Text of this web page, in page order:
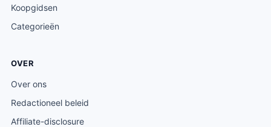
Koopgidsen
Categorieën
OVER
Over ons
Redactioneel beleid
Affiliate-disclosure